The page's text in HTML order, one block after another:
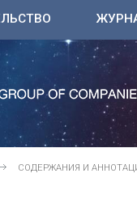
СОДЕРЖАНИЯ И